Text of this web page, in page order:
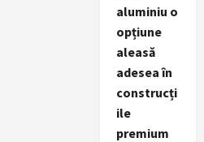
aluminiu o
opțiune
aleasă
adesea în
construcți
ile
premium